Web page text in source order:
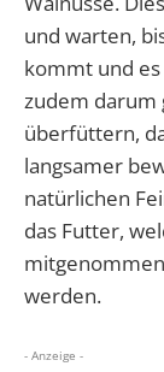
und warten,
kommt und
zudem darum
überfüttern,
langsamer
natürlichen
das Futter,
werden.
- Anzeige -